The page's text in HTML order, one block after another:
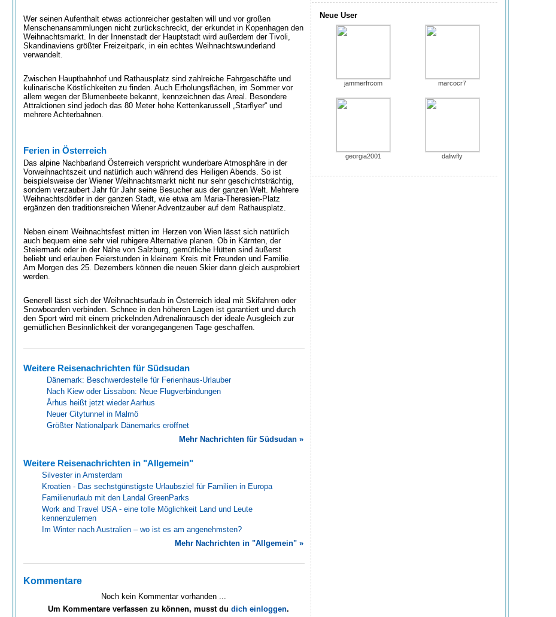
Wer seinen Aufenthalt etwas actionreicher gestalten will und vor großen
Menschenansammlungen nicht zurückschreckt, der erkundet in Kopenhagen den
Weihnachtsmarkt. In der Innenstadt der Hauptstadt wird außerdem der Tivoli,
Skandinaviens größter Freizeitpark, in ein echtes Weihnachtswunderland
verwandelt.
Zwischen Hauptbahnhof und Rathausplatz sind zahlreiche Fahrgeschäfte und
kulinarische Köstlichkeiten zu finden. Auch Erholungsflächen, im Sommer vor
allem wegen der Blumenbeete bekannt, kennzeichnen das Areal. Besondere
Attraktionen sind jedoch das 80 Meter hohe Kettenkarussell „Starflyer“ und
mehrere Achterbahnen.
Ferien in Österreich
Das alpine Nachbarland Österreich verspricht wunderbare Atmosphäre in der
Vorweihnachtszeit und natürlich auch während des Heiligen Abends. So ist
beispielsweise der Wiener Weihnachtsmarkt nicht nur sehr geschichtsträchtig,
sondern verzaubert Jahr für Jahr seine Besucher aus der ganzen Welt. Mehrere
Weihnachtsdörfer in der ganzen Stadt, wie etwa am Maria-Theresien-Platz
ergänzen den traditionsreichen Wiener Adventzauber auf dem Rathausplatz.
Neben einem Weihnachtsfest mitten im Herzen von Wien lässt sich natürlich
auch bequem eine sehr viel ruhigere Alternative planen. Ob in Kärnten, der
Steiermark oder in der Nähe von Salzburg, gemütliche Hütten sind äußerst
beliebt und erlauben Feierstunden in kleinem Kreis mit Freunden und Familie.
Am Morgen des 25. Dezembers können die neuen Skier dann gleich ausprobiert
werden.
Generell lässt sich der Weihnachtsurlaub in Österreich ideal mit Skifahren oder
Snowboarden verbinden. Schnee in den höheren Lagen ist garantiert und durch
den Sport wird mit einem prickelnden Adrenalinrausch der ideale Ausgleich zur
gemütlichen Besinnlichkeit der vorangegangenen Tage geschaffen.
Weitere Reisenachrichten für Südsudan
Dänemark: Beschwerdestelle für Ferienhaus-Urlauber
Nach Kiew oder Lissabon: Neue Flugverbindungen
Århus heißt jetzt wieder Aarhus
Neuer Citytunnel in Malmö
Größter Nationalpark Dänemarks eröffnet
Mehr Nachrichten für Südsudan »
Weitere Reisenachrichten in "Allgemein"
Silvester in Amsterdam
Kroatien - Das sechstgünstigste Urlaubsziel für Familien in Europa
Familienurlaub mit den Landal GreenParks
Work and Travel USA - eine tolle Möglichkeit Land und Leute
kennenzulernen
Im Winter nach Australien – wo ist es am angenehmsten?
Mehr Nachrichten in "Allgemein" »
Kommentare
Noch kein Kommentar vorhanden ...
Um Kommentare verfassen zu können, musst du dich einloggen.
Neue User
jammerfrcom marcocr7
georgia2001 daliwfly